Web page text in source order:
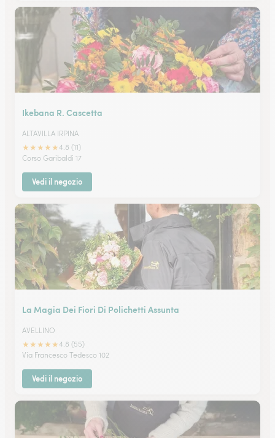
Ikebana R. Cascetta
ALTAVILLA IRPINA
★★★★★4.8 (11)
Corso Garibaldi 17
Vedi il negozio
La Magia Dei Fiori Di Polichetti Assunta
AVELLINO
★★★★★4.8 (55)
Via Francesco Tedesco 102
Vedi il negozio